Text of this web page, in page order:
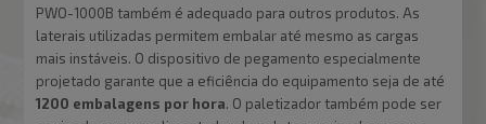
PWO-1000B também é adequado para outros produtos. As
laterais utilizadas permitem embalar até mesmo as cargas
mais instáveis. O dispositivo de pegamento especialmente
projetado garante que a eficiência do equipamento seja de até
1200 embalagens por hora. O paletizador também pode ser